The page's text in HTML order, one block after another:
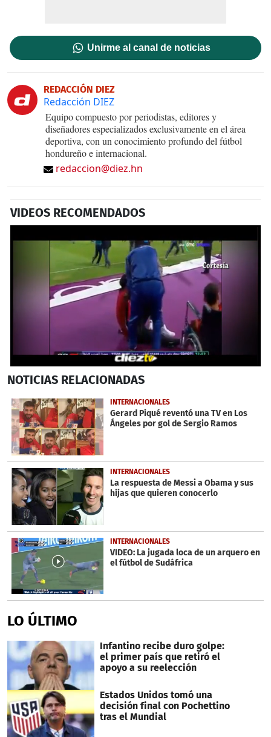
Unirme al canal de noticias
REDACCIÓN DIEZ
Redacción DIEZ
Equipo compuesto por periodistas, editores y
diseñadores especializados exclusivamente en el área
deportiva, con un conocimiento profundo del fútbol
hondureño e internacional.
redaccion@diez.hn
VIDEOS RECOMENDADOS
seconds
31
seconds
NOTICIAS RELACIONADAS
INTERNACIONALES
Gerard Piqué reventó una TV en Los
Ángeles por gol de Sergio Ramos
INTERNACIONALES
La respuesta de Messi a Obama y sus
hijas que quieren conocerlo
INTERNACIONALES
VIDEO: La jugada loca de un arquero en
el fútbol de Sudáfrica
LO ÚLTIMO
Infantino recibe duro golpe:
el primer país que retiró el
apoyo a su reelección
Estados Unidos tomó una
decisión final con Pochettino
tras el Mundial